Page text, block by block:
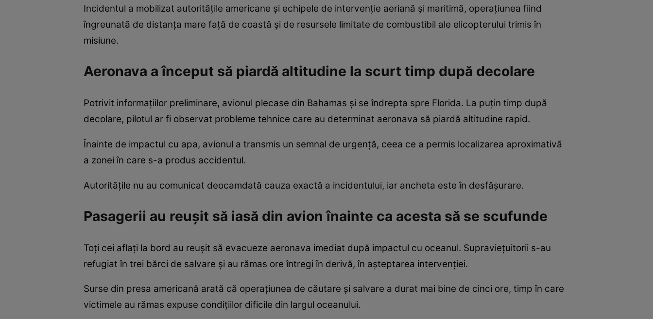
Incidentul a mobilizat autoritățile americane și echipele de intervenție aeriană și maritimă, operațiunea fiind
îngreunată de distanța mare față de coastă și de resursele limitate de combustibil ale elicopterului trimis în
misiune.
Aeronava a început să piardă altitudine la scurt timp după decolare
Potrivit informațiilor preliminare, avionul plecase din Bahamas și se îndrepta spre Florida. La puțin timp după
decolare, pilotul ar fi observat probleme tehnice care au determinat aeronava să piardă altitudine rapid.
Înainte de impactul cu apa, avionul a transmis un semnal de urgență, ceea ce a permis localizarea aproximativă
a zonei în care s-a produs accidentul.
Autoritățile nu au comunicat deocamdată cauza exactă a incidentului, iar ancheta este în desfășurare.
Pasagerii au reușit să iasă din avion înainte ca acesta să se scufunde
Toți cei aflați la bord au reușit să evacueze aeronava imediat după impactul cu oceanul. Supraviețuitorii s-au
refugiat în trei bărci de salvare și au rămas ore întregi în derivă, în așteptarea intervenției.
Surse din presa americană arată că operațiunea de căutare și salvare a durat mai bine de cinci ore, timp în care
victimele au rămas expuse condițiilor dificile din largul oceanului.